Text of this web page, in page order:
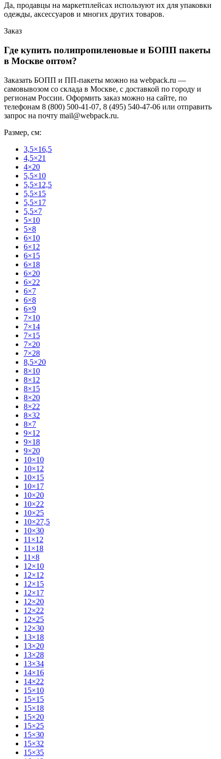
Да, продавцы на маркетплейсах используют их для упаковки
одежды, аксессуаров и многих других товаров.
Заказ
Где купить полипропиленовые и БОПП пакеты
в Москве оптом?
Заказать БОПП и ПП-пакеты можно на webpack.ru —
самовывозом со склада в Москве, с доставкой по городу и
регионам России. Оформить заказ можно на сайте, по
телефонам 8 (800) 500-41-07, 8 (495) 540-47-06 или отправить
запрос на почту mail@webpack.ru.
Размер, см:
3,5×16,5
4,5×21
4×20
5,5×10
5,5×12,5
5,5×15
5,5×17
5,5×7
5×10
5×8
6×10
6×12
6×15
6×18
6×20
6×22
6×7
6×8
6×9
7×10
7×14
7×15
7×20
7×28
8,5×20
8×10
8×12
8×15
8×20
8×22
8×32
8×7
9×12
9×18
9×20
10×10
10×12
10×15
10×17
10×20
10×22
10×25
10×27,5
10×30
11×12
11×18
11×8
12×10
12×12
12×15
12×17
12×20
12×22
12×25
12×30
13×18
13×20
13×28
13×34
14×16
14×22
15×10
15×15
15×18
15×20
15×25
15×30
15×32
15×35